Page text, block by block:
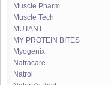
Muscle Pharm
Muscle Tech
MUTANT
MY PROTEIN BITES
Myogenix
Natracare
Natrol